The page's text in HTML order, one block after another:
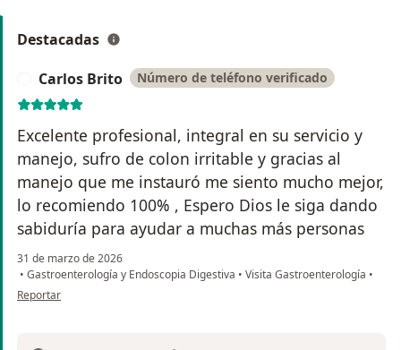
Destacadas
Carlos Brito Número de teléfono verificado
Excelente profesional, integral en su servicio y
manejo, sufro de colon irritable y gracias al
manejo que me instauró me siento mucho mejor,
lo recomiendo 100% , Espero Dios le siga dando
sabiduría para ayudar a muchas más personas
31 de marzo de 2026
• Gastroenterología y Endoscopia Digestiva • Visita Gastroenterología •
en opinión del usuario Carlos Brito
Reportar